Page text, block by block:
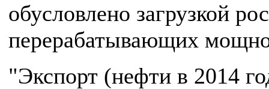
обусловлено загрузкой
перерабатывающих
"Экспорт (нефти в 2014